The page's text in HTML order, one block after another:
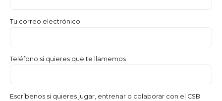
Tu correo electrónico
Teléfono si quieres que te llamemos
Escríbenos si quieres jugar, entrenar o colaborar con el CSB